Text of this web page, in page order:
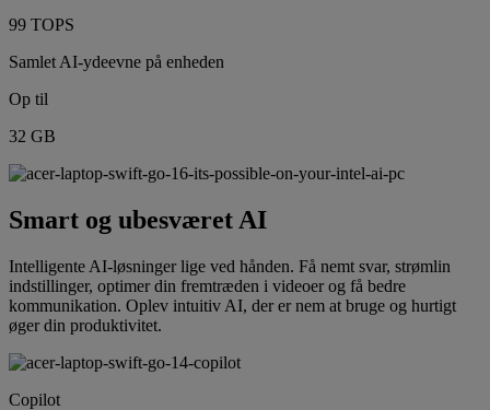
99 TOPS
Samlet AI-ydeevne på enheden
Op til
32 GB
Smart og ubesværet AI
Intelligente AI-løsninger lige ved hånden. Få nemt svar, strømlin
indstillinger, optimer din fremtræden i videoer og få bedre
kommunikation. Oplev intuitiv AI, der er nem at bruge og hurtigt
øger din produktivitet.
Copilot